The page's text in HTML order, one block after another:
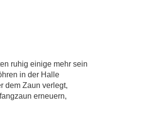
ruhig einige mehr sein
in der Halle
dem Zaun verlegt,
erneuern,